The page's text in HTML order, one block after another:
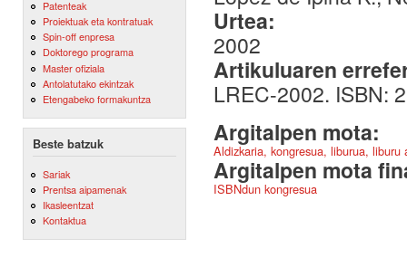
Patenteak
Proiektuak eta kontratuak
Spin-off enpresa
Doktorego programa
Master ofiziala
Antolatutako ekintzak
Etengabeko formakuntza
Beste batzuk
Sariak
Prentsa aipamenak
Ikasleentzat
Kontaktua
Urtea:
2002
Artikuluaren
LREC-2002. ISBN:
Argitalpen mota:
Aldizkaria, kongresua, liburua,
Argitalpen mota
ISBNdun kongresua